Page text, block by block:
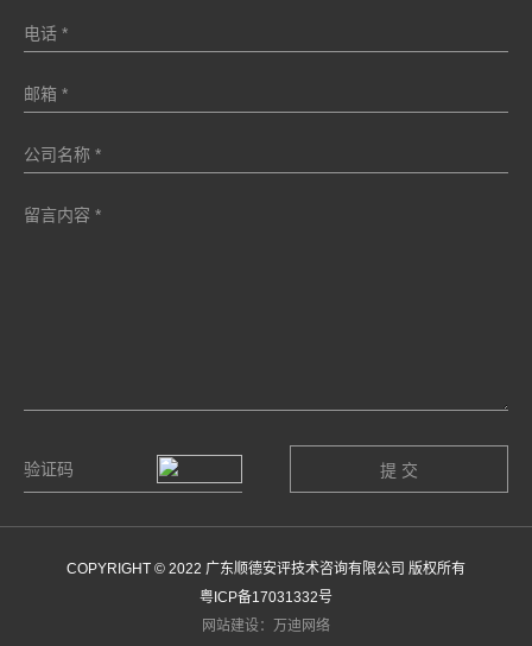
COPYRIGHT © 2022 广东顺德安评技术咨询有限公司 版权所有
粤ICP备17031332号
网站建设：万迪网络